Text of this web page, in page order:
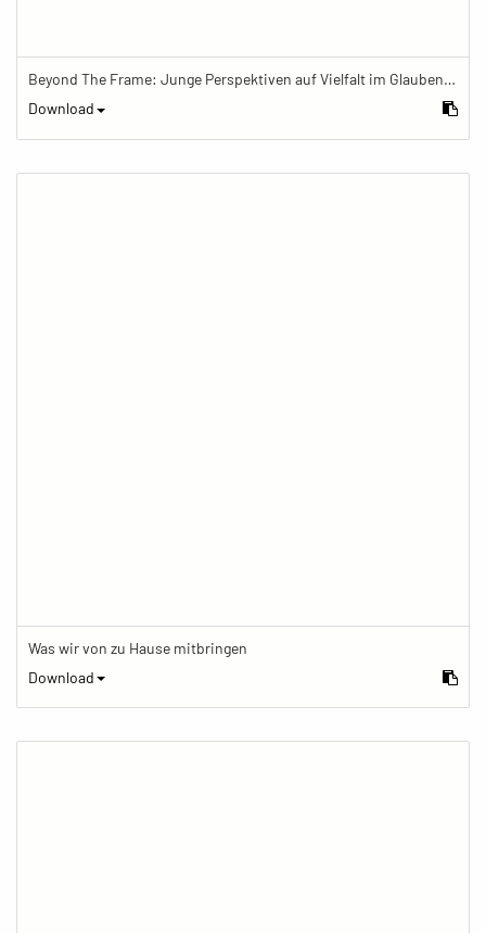
Beyond The Frame: Junge Perspektiven auf Vielfalt im Glauben - Frau meditiert im Schreinraum
Download
Was wir von zu Hause mitbringen
Download